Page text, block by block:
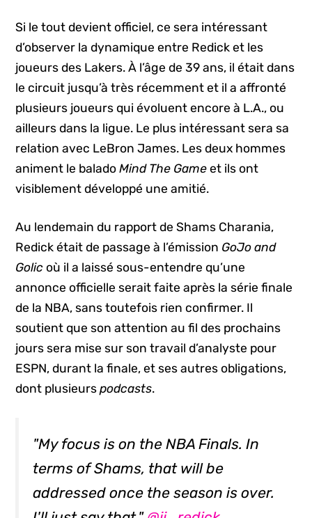
Si le tout devient officiel, ce sera intéressant
d’observer la dynamique entre Redick et les
joueurs des Lakers. À l’âge de 39 ans, il était dans
le circuit jusqu’à très récemment et il a affronté
plusieurs joueurs qui évoluent encore à L.A., ou
ailleurs dans la ligue. Le plus intéressant sera sa
relation avec LeBron James. Les deux hommes
animent le baladoMind The Game et ils ont
visiblement développé une amitié.
Au lendemain du rapport de Shams Charania,
Redick était de passage à l’émission GoJo and
Golic où il a laissé sous-entendre qu’une
annonce officielle serait faite après la série finale
de la NBA, sans toutefois rien confirmer. Il
soutient que son attention au fil des prochains
jours sera mise sur son travail d’analyste pour
ESPN, durant la finale, et ses autres obligations,
dont plusieurspodcasts.
"My focus is on the NBA Finals. In
terms of Shams, that will be
addressed once the season is over.